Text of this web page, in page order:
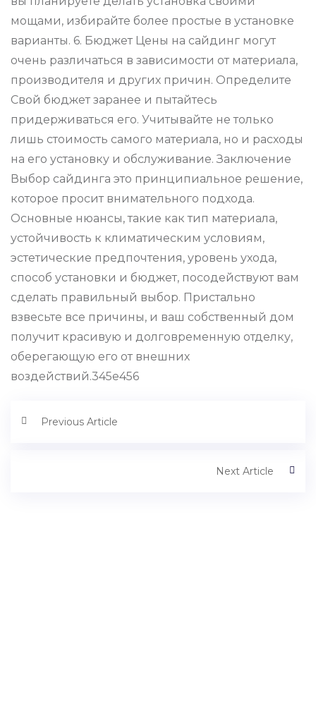
мощами, избирайте более простые в установке
варианты. 6. Бюджет Цены на сайдинг могут
очень различаться в зависимости от материала,
производителя и других причин. Определите
Свой бюджет заранее и пытайтесь
придерживаться его. Учитывайте не только
лишь стоимость самого материала, но и расходы
на его установку и обслуживание. Заключение
Выбор сайдинга это принципиальное решение,
которое просит внимательного подхода.
Основные нюансы, такие как тип материала,
устойчивость к климатическим условиям,
эстетические предпочтения, уровень ухода,
способ установки и бюджет, посодействуют вам
сделать правильный выбор. Пристально
взвесьте все причины, и ваш собственный дом
получит красивую и долговременную отделку,
оберегающую его от внешних
воздействий.345е456
Previous Article
Next Article